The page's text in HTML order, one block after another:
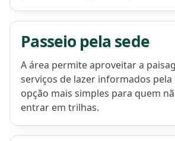
Passeio pela sede
A área permite aproveitar a
serviços de lazer informados pela
opção mais simples para quem
entrar em trilhas.